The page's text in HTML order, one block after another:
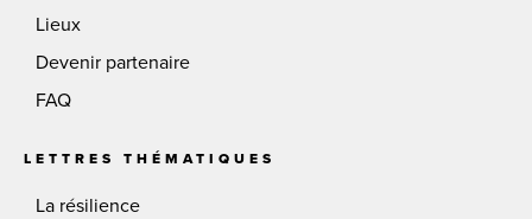
Lieux
Devenir partenaire
FAQ
LETTRES THÉMATIQUES
La résilience